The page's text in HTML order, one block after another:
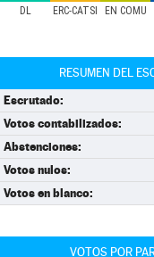
DL ERC-CATSI EN COMÚ
RESUMEN DEL
Escrutado:
Votos contabilizados:
Abstenciones:
Votos nulos:
Votos en blanco:
VOTOS POR